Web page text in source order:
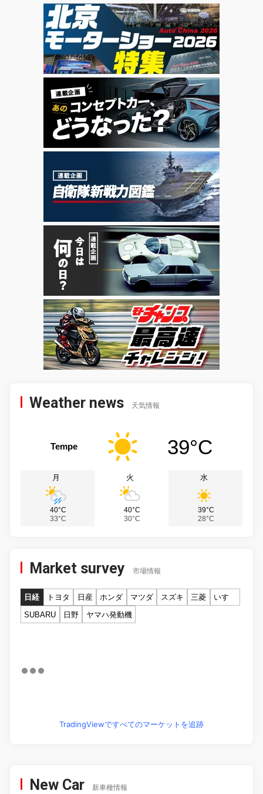
Weather news 天気情報
Tempe 39°C
月
40°C
33°C
火
40°C
30°C
水
39°C
28°C
Market survey 市場情報
日経 トヨタ 日産 ホンダ マツダ スズキ 三菱
いすゞ
SUBARU
日野 ヤマハ発動機
TradingViewですべてのマーケットを追跡
New Car 新車種情報